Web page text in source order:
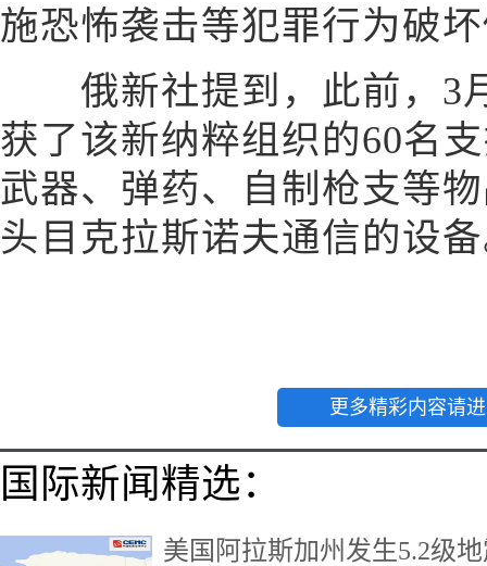
施恐怖袭击等犯罪行为破
俄新社提到，此前，3
获了该新纳粹组织的60名
武器、弹药、自制枪支等
头目克拉斯诺夫通信的设
更多精彩内容请
国际新闻精选：
美国阿拉斯加州发生5.2级